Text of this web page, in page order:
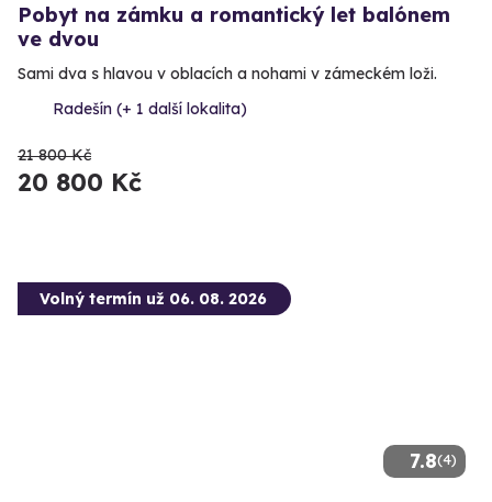
Pobyt na zámku a romantický let balónem
ve dvou
Sami dva s hlavou v oblacích a nohami v zámeckém loži.
Radešín (+ 1 další lokalita)
21 800 Kč
20 800 Kč
7.8(4)
Volný termín už 06. 08. 2026